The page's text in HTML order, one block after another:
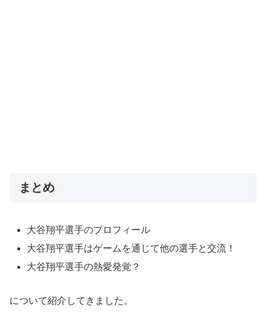
まとめ
大谷翔平選手のプロフィール
大谷翔平選手はゲームを通じて他の選手と交流！
大谷翔平選手の熱愛発覚？
について紹介してきました。